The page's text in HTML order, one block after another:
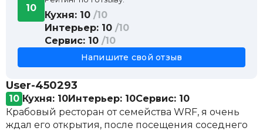
10
Кухня: 10 /10
Интерьер: 10 /10
Сервис: 10 /10
Напишите свой отзыв
User-450293
10 Кухня: 10Интерьер: 10Сервис: 10
Крабовый ресторан от семейства WRF, я очень
ждал его открытия, после посещения соседнего